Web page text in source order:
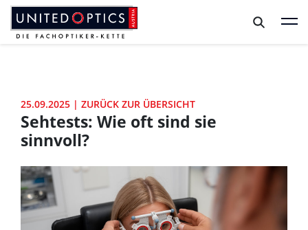
Zum Hauptinhalt springen
Zum Footer springen
25.09.2025 | ZURÜCK ZUR ÜBERSICHT
Sehtests: Wie oft sind sie
sinnvoll?